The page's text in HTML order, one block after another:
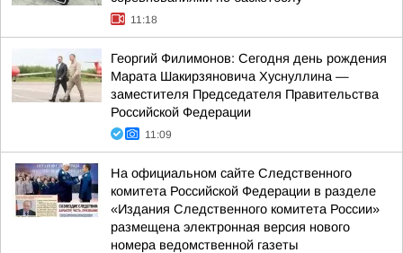
11:18
Георгий Филимонов: Сегодня день рождения
Марата Шакирзяновича Хуснуллина —
заместителя Председателя Правительства
Российской Федерации
11:09
На официальном сайте Следственного
комитета Российской Федерации в разделе
«Издания Следственного комитета России»
размещена электронная версия нового
номера ведомственной газеты